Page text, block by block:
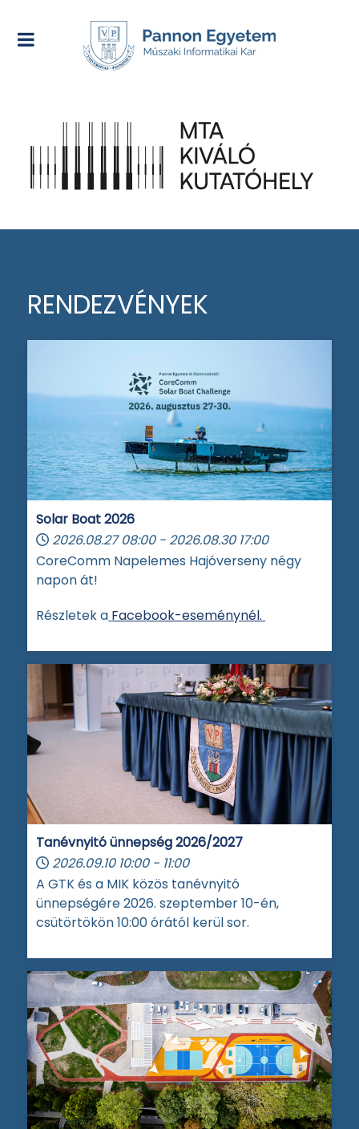
RENDEZVÉNYEK
Solar Boat 2026
2026.08.27 08:00 - 2026.08.30 17:00
CoreComm Napelemes Hajóverseny négy
napon át!
Részletek a Facebook-eseménynél.
Tanévnyitó ünnepség 2026/2027
2026.09.10 10:00 - 11:00
A GTK és a MIK közös tanévnyitó
ünnepségére 2026. szeptember 10-én,
csütörtökön 10:00 órától kerül sor.